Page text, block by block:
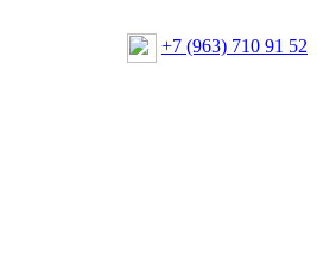
+7 (963) 710 91 52